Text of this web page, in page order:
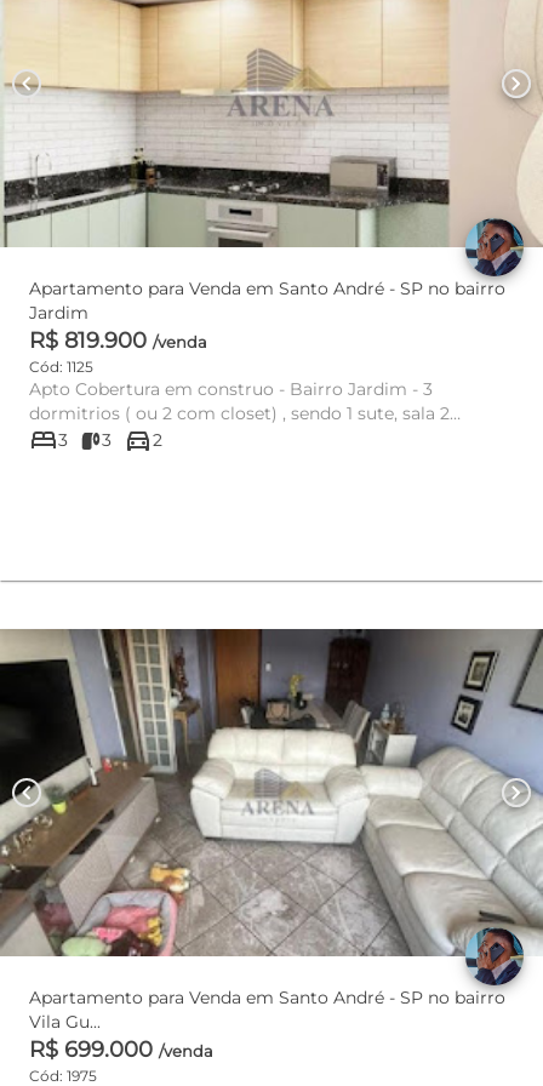
chevron_left chevron_right
Apartamento para Venda em Santo André - SP no bairro
Jardim
R$ 819.900 /venda
Cód: 1125
Apto Cobertura em construo - Bairro Jardim - 3
dormitrios ( ou 2 com closet) , sendo 1 sute, sala 2
ambientes integrada...
bed3 3 directions_car2
chevron_left chevron_right
Apartamento para Venda em Santo André - SP no bairro
Vila Gu...
R$ 699.000 /venda
Cód: 1975